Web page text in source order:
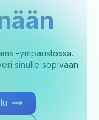
-ympäristössä.
sinulle sopivaan